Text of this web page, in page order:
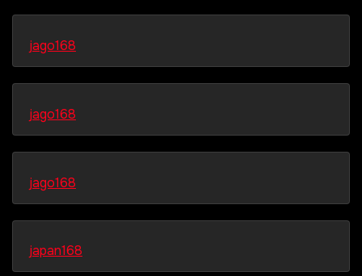
jago168
jago168
jago168
japan168